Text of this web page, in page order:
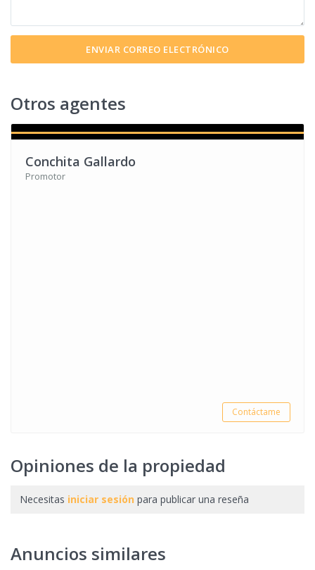
Otros agentes
Conchita Gallardo
Promotor
Contáctame
Opiniones de la propiedad
Necesitas iniciar sesión para publicar una reseña
Anuncios similares